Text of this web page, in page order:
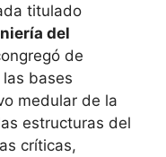
titulado
del
de
bases
medular de la
estructuras del
críticas,